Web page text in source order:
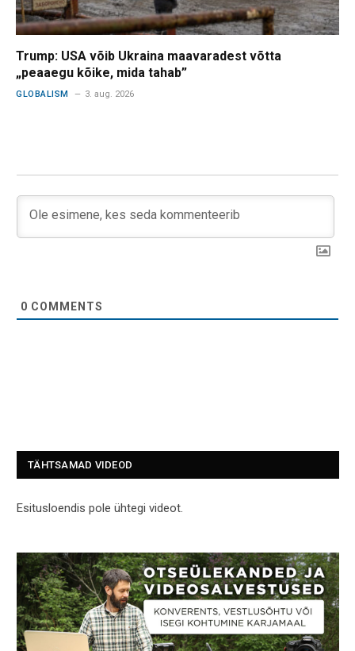
Trump: USA võib Ukraina maavaradest võtta
„peaaegu kõike, mida tahab”
GLOBALISM 3. aug. 2026
0 COMMENTS
TÄHTSAMAD VIDEOD
Esitusloendis pole ühtegi videot.